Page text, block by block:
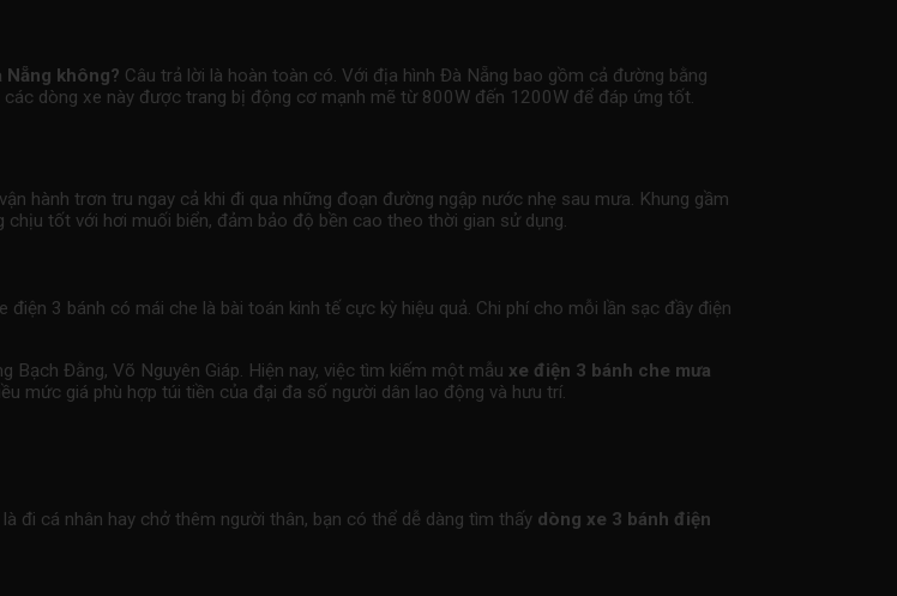
không? Câu trả lời là hoàn toàn có. Với địa hình Đà Nẵng bao gồm cả đường bằng
dòng xe này được trang bị động cơ mạnh mẽ từ 800W đến 1200W để đáp ứng tốt.
hành trơn tru ngay cả khi đi qua những đoạn đường ngập nước nhẹ sau mưa. Khung gầm
tốt với hơi muối biển, đảm bảo độ bền cao theo thời gian sử dụng.
3 bánh có mái che là bài toán kinh tế cực kỳ hiệu quả. Chi phí cho mỗi lần sạc đầy điện
Đằng, Võ Nguyên Giáp. Hiện nay, việc tìm kiếm một mẫu xe điện 3 bánh che mưa
mức giá phù hợp túi tiền của đại đa số người dân lao động và hưu trí.
đi cá nhân hay chở thêm người thân, bạn có thể dễ dàng tìm thấy dòng xe 3 bánh điện